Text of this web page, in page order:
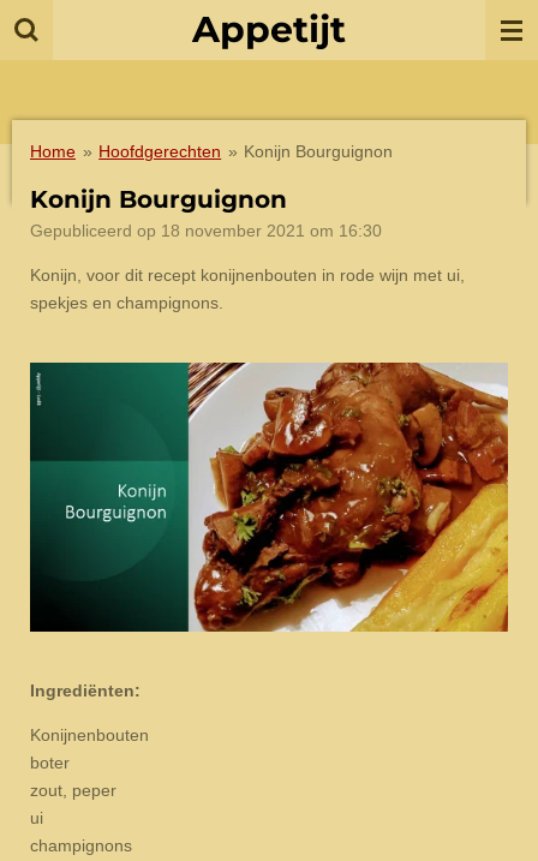
Ga
Appetijt
Home » Hoofdgerechten » Konijn Bourguignon
Konijn Bourguignon
Gepubliceerd op 18 november 2021 om 16:30
Konijn, voor dit recept konijnenbouten in rode wijn met ui,
spekjes en champignons.
Ingrediënten:
Konijnenbouten
boter
zout, peper
ui
champignons